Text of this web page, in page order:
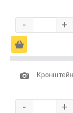
- +
Ä
1
- +